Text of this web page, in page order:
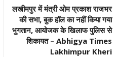
लखीमपुर में मंत्री ओम प्रकाश राजभर
की सभा, बुक हॉल का नहीं किया गया
भुगतान, आयोजक के खिलाफ पुलिस से
शिकायत – Abhigya Times
Lakhimpur Kheri